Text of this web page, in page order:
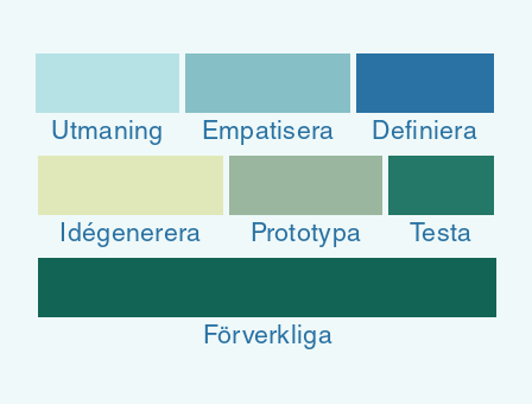
Utmaning Empatisera Definiera
Idégenerera Prototypa Testa
Förverkliga